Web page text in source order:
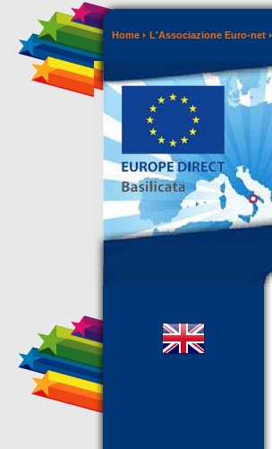
Home L'Associazione Euro-net